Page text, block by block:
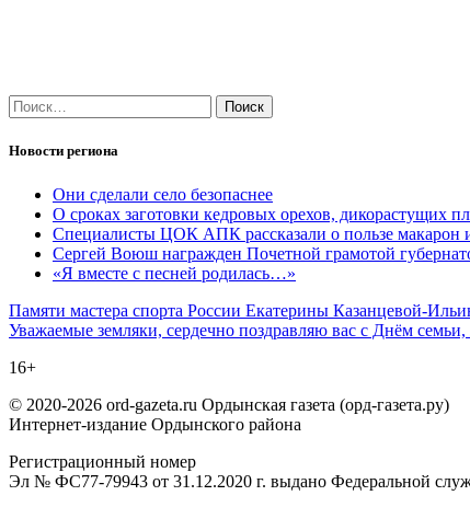
Найти:
Новости региона
Они сделали село безопаснее
О сроках заготовки кедровых орехов, дикорастущих
Специалисты ЦОК АПК рассказали о пользе макарон
Сергей Воюш награжден Почетной грамотой
«Я вместе с песней родилась…»
Навигация
по
записям
Памяти мастера спорта России Екатерины Казанцевой-
Уважаемые земляки, сердечно поздравляю вас с Днём
16+
© 2020-2026 ord-gazeta.ru Ордынская газета (орд-газета.ру)
Интернет-издание Ордынского района
Регистрационный номер
Эл № ФС77-79943 от 31.12.2020 г. выдано Федеральной